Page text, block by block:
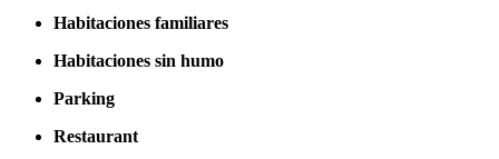
Habitaciones familiares
Habitaciones sin humo
Parking
Restaurant